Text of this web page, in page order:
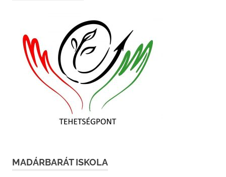
MADÁRBARÁT ISKOLA